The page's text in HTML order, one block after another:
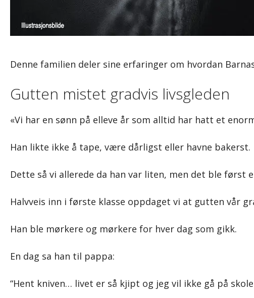
Denne familien deler sine erfaringer om hvordan
Gutten mistet gradvis livsgleden
«Vi har en sønn på elleve år som alltid har hatt et
Han likte ikke å tape, være dårligst eller havne bakerst.
Dette så vi allerede da han var liten, men det ble
Halvveis inn i første klasse oppdaget vi at gutten vår
Han ble mørkere og mørkere for hver dag som gikk.
En dag sa han til pappa:
“Hent kniven… livet er så kjipt og jeg vil ikke gå på